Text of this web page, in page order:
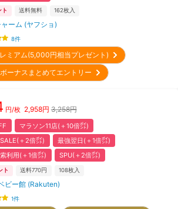
ト 送料無料 162枚入
ーム (ヤフショ)
8件
ミアム(5,000円相当プレゼント)
ーナスまとめてエントリー
円/枚 2,958円 3,258円
マラソン11店(＋10倍㌽)
＋2倍㌽)
最強翌日(＋1倍㌽)
利用(＋1倍㌽)
SPU(＋2倍㌽)
ト 送料770円 108枚入
ビー館 (Rakuten)
1件